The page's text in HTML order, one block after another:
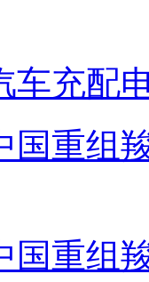
车充配
国重组
国重组